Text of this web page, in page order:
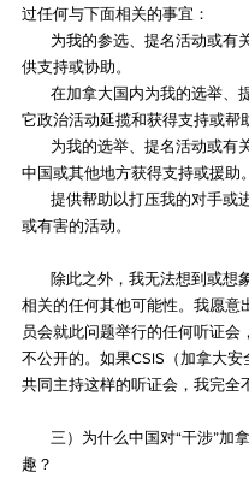
过任何与下面相关的事宜：
为我的参选、提名活动或有
供支持或协助。
在加拿大国内为我的选举、
它政治活动延揽和获得支持或帮
为我的选举、提名活动或有
中国或其他地方获得支持或援助。
提供帮助以打压我的对手或
或有害的活动。
除此之外，我无法想到或想象
相关的任何其他可能性。我愿意
员会就此问题举行的任何听证会
不公开的。如果CSIS（加拿大安
共同主持这样的听证会，我完全
三）为什么中国对“干涉”加
趣？